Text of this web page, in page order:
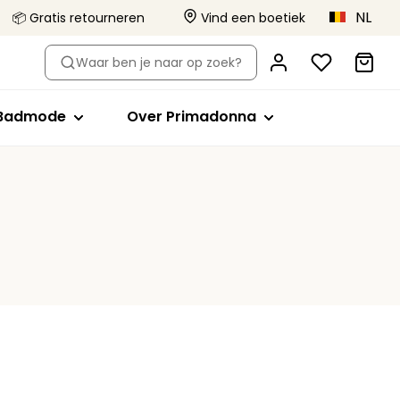
📦 Gratis retourneren Vind een boetiek NL
Waar ben je naar op zoek?
Shop op stijl
Volle cup
Minimizer bh
Shop op stijl
Bikini tops
Over Primadonna
Over Primadonna
Primadonna x Vivian Hoorn
Dit is Primadonna